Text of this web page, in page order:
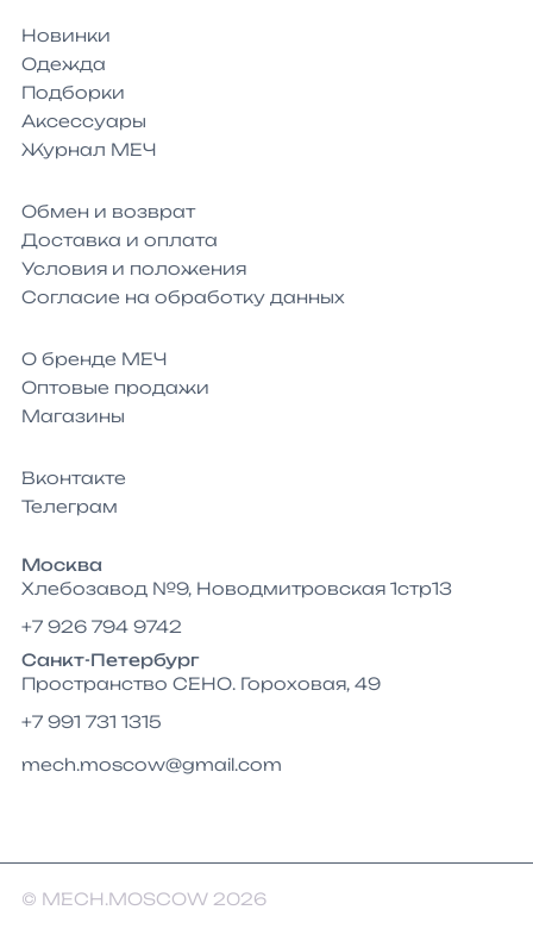
Новинки
Одежда
Подборки
Аксессуары
Журнал МЕЧ
Обмен и возврат
Доставка и оплата
Условия и положения
Согласие на обработку данных
О бренде МЕЧ
Оптовые продажи
Магазины
Вконтакте
Телеграм
Москва
Хлебозавод №9, Новодмитровская 1стр13
+7 926 794 9742
Санкт-Петербург
Пространство СЕНО. Гороховая, 49
+7 991 731 1315
mech.moscow@gmail.com
© MECH.MOSCOW 2026